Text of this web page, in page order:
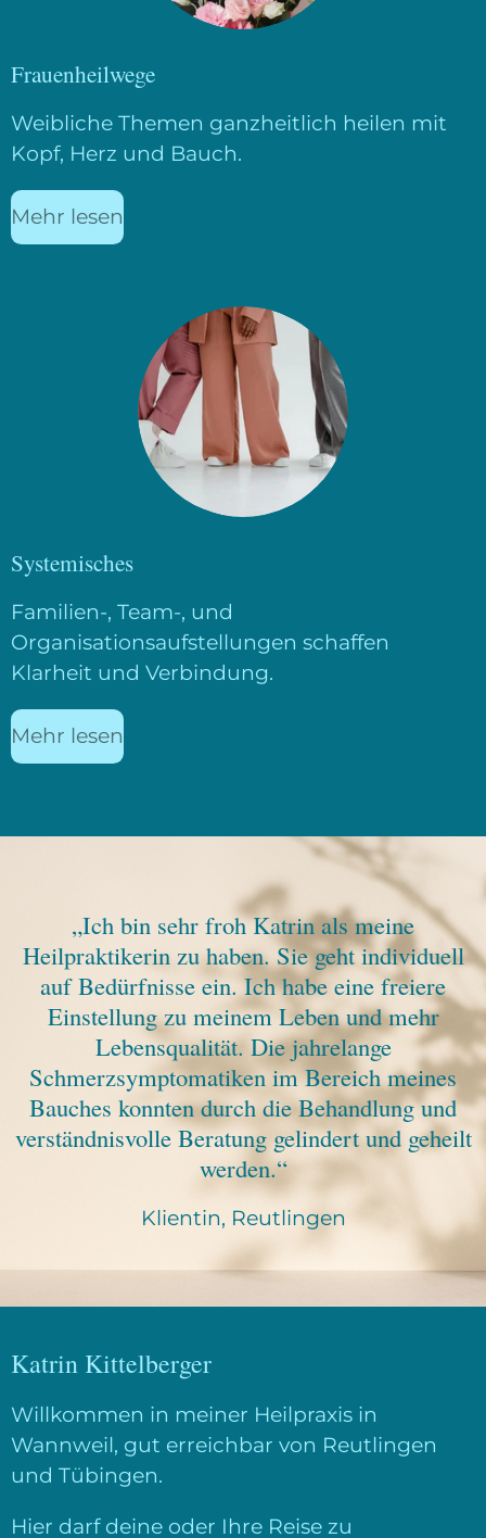
Frauenheilwege
Weibliche Themen ganzheitlich heilen mit
Kopf, Herz und Bauch.
Mehr lesen
Systemisches
Familien-, Team-, und
Organisationsaufstellungen schaffen
Klarheit und Verbindung.
Mehr lesen
„Ich bin sehr froh Katrin als meine
Heilpraktikerin zu haben. Sie geht individuell
auf Bedürfnisse ein. Ich habe eine freiere
Einstellung zu meinem Leben und mehr
Lebensqualität. Die jahrelange
Schmerzsymptomatiken im Bereich meines
Bauches konnten durch die Behandlung und
verständnisvolle Beratung gelindert und geheilt
werden.“
Klientin, Reutlingen
Katrin Kittelberger
Willkommen in meiner Heilpraxis in
Wannweil, gut erreichbar von Reutlingen
und Tübingen.
Hier darf deine oder Ihre Reise zu